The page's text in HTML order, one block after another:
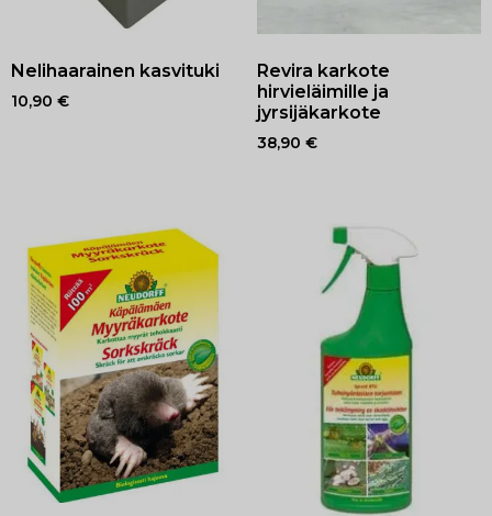
Nelihaarainen kasvituki
10,90 €
Revira karkote
hirvieläimille ja
jyrsijäkarkote
38,90 €